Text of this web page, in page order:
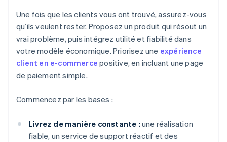
Une fois que les clients vous ont trouvé, assurez-vous
qu’ils veulent rester. Proposez un produit qui résout un
vrai problème, puis intégrez utilité et fiabilité dans
votre modèle économique. Priorisez une expérience
client en e-commerce positive, en incluant une page
de paiement simple.
Commencez par les bases :
Livrez de manière constante : une réalisation
fiable, un service de support réactif et des